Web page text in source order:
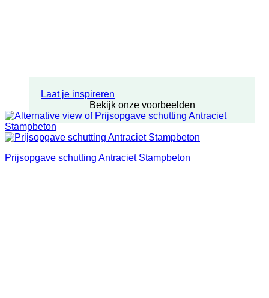
Laat je inspireren
Bekijk onze voorbeelden
Prijsopgave schutting Antraciet Stampbeton